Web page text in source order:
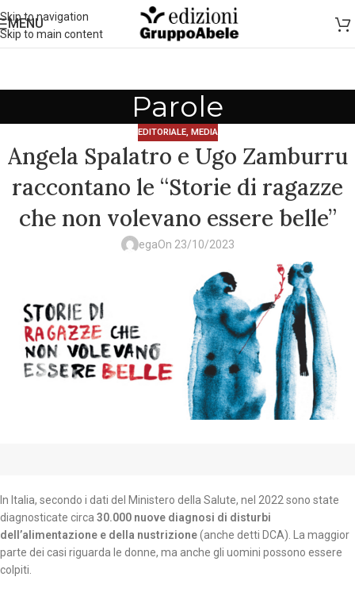
Skip to navigation
Skip to main content
MENU
Parole
EDITORIALE, MEDIA
Angela Spalatro e Ugo Zamburru
raccontano le “Storie di ragazze
che non volevano essere belle”
egaOn 23/10/2023
In Italia, secondo i dati del Ministero della Salute, nel 2022 sono state
diagnosticate circa 30.000 nuove diagnosi di disturbi
dell’alimentazione e della nustrizione(anche detti DCA). La maggior
parte dei casi riguarda le donne, ma anche gli uomini possono essere
colpiti.